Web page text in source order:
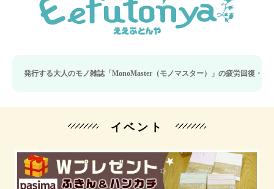
人のモノ雑誌「MonoMaster（モノマスター）」の疲労回復・睡眠の向上特集に
イベント